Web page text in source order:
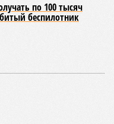
по 100 тысяч
беспилотник